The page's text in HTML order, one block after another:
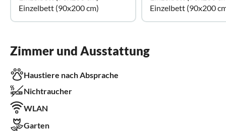
Einzelbett (90x200 cm)
Einzelbett (90x200
Zimmer und Ausstattung
Haustiere nach Absprache
Nichtraucher
WLAN
Garten